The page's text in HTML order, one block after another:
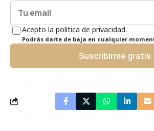
Acepto la política de privacidad.
Podrás darte de baja en cualquier
Suscribirme gratis